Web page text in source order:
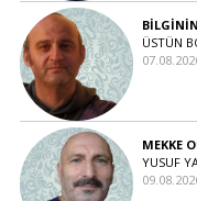
ÜSTÜN
MEKKE
YUSUF